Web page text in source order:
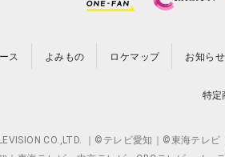
ス よみもの ロケマップ お知らせ
特定
CO.,LTD. ｜©テレビ愛知｜©東海テレ